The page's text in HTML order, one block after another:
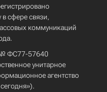
сфере связи,
коммуникаций
№ ФС77-57640
унитарное
агентство